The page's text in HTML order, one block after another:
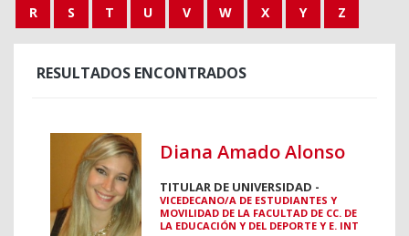
R
S T U V W X Y Z
RESULTADOS ENCONTRADOS
Diana Amado Alonso
TITULAR DE UNIVERSIDAD -
VICEDECANO/A DE ESTUDIANTES Y
MOVILIDAD DE LA FACULTAD DE CC. DE
LA EDUCACIÓN Y DEL DEPORTE Y E. INT